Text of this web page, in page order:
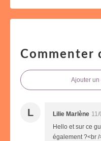
Commenter
Ajouter un
L Lilie Marlène
Hello et sur ce
également ?<br